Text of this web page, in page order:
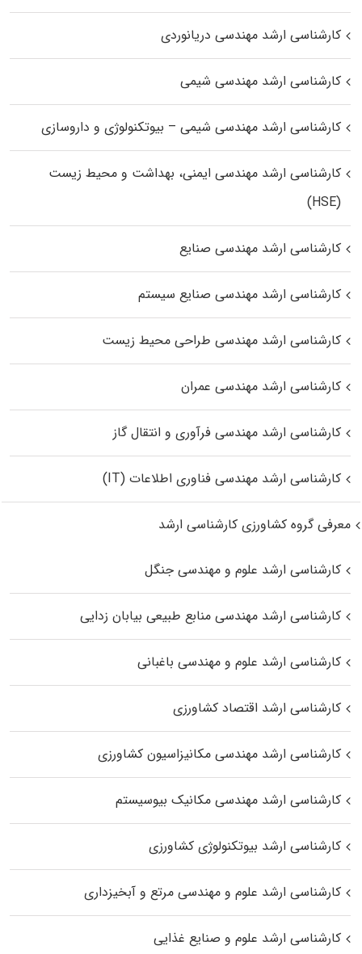
کارشناسی ارشد مهندسی دریانوردی
کارشناسی ارشد مهندسی شیمی
کارشناسی ارشد مهندسی شیمی – بیوتکنولوژی و داروسازی
کارشناسی ارشد مهندسی ایمنی، بهداشت و محیط زیست
(HSE)
کارشناسی ارشد مهندسی صنایع
کارشناسی ارشد مهندسی صنایع سیستم
کارشناسی ارشد مهندسی طراحی محیط زیست
کارشناسی ارشد مهندسی عمران
کارشناسی ارشد مهندسی فرآوری و انتقال گاز
کارشناسی ارشد مهندسی فناوری اطلاعات (IT)
معرفی گروه کشاورزی کارشناسی ارشد
کارشناسی ارشد علوم و مهندسی جنگل
کارشناسی ارشد مهندسی منابع طبیعی بیابان زدایی
کارشناسی ارشد علوم و مهندسی باغبانی
کارشناسی ارشد اقتصاد کشاورزی
کارشناسی ارشد مهندسی مکانیزاسیون کشاورزی
کارشناسی ارشد مهندسی مکانیک بیوسیستم
کارشناسی ارشد بیوتکنولوژی کشاورزی
کارشناسی ارشد علوم و مهندسی مرتع و آبخیزداری
کارشناسی ارشد علوم و صنایع غذایی